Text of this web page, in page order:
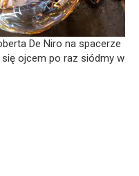
De Niro na spacerze
się ojcem po raz siódmy w